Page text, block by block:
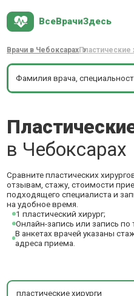
ВсеВрачиЗдесь
Врачи в Чебоксарах Пластические
в Чебоксарах
Сравните пластических
отзывам, стажу, стоимости
подходящего специалиста и
на удобное время.
1 пластический хирург;
Онлайн-запись или запись по
В анкетах врачей указаны
адреса приема.
пластические хирурги